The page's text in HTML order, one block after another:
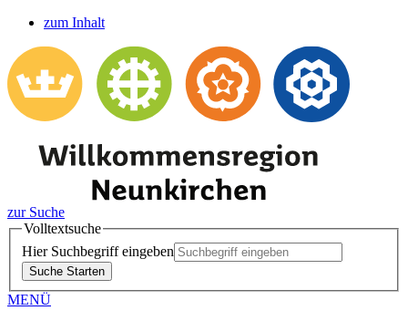
zum Inhalt
zur Suche
Volltextsuche
Hier Suchbegriff eingeben
Suche Starten
MENÜ